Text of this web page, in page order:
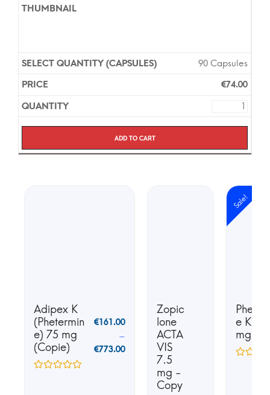
90 Capsules
€74.00
Add to cart
Adipex K
(Phetermin
e) 75 mg
(Copie)
€161.00
–
€773.00
Zopic
lone
ACTA
VIS
7.5
mg -
Copy
Sale!
e K25
mg